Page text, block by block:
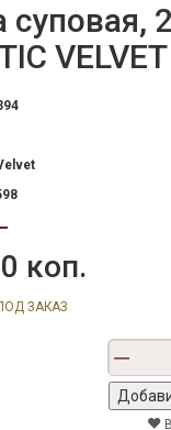
суповая,
VELVET
коп.
ЗАКАЗ
В